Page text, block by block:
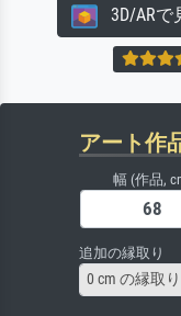
3D/ARで
アート作
幅 (作品,
追加の縁取り
0 cm の縁取り